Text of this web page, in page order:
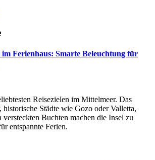
im Ferienhaus: Smarte Beleuchtung für
Reisezielen im Mittelmeer. Das
historische Städte wie Gozo oder Valletta,
Buchten machen die Insel zu
entspannte Ferien.